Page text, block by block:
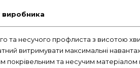
виробника
та несучого профлиста з висотою
витримувати максимальні
покрівельним та несучим